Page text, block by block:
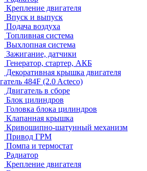
Крепление двигателя
Впуск и выпуск
Подача воздуха
Топливная система
Выхлопная система
Зажигание, датчики
Генератор, стартер, АКБ
Декоративная крышка двигателя
484F (2.0 Acteco)
Двигатель в сборе
Блок цилиндров
Головка блока цилиндров
Клапанная крышка
Кривошипно-шатунный механизм
Привод ГРМ
Помпа и термостат
Радиатор
Крепление двигателя